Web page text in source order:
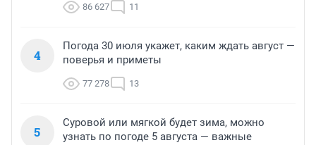
86 627 11
4
Погода 30 июля укажет, каким ждать август —
поверья и приметы
77 278 13
5
Суровой или мягкой будет зима, можно
узнать по погоде 5 августа — важные